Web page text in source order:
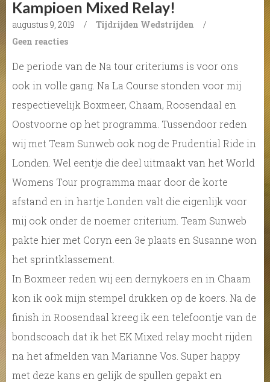
Kampioen Mixed Relay!
augustus 9, 2019 / Tijdrijden Wedstrijden
/
Geen reacties
De periode van de Na tour criteriums is voor ons
ook in volle gang. Na La Course stonden voor mij
respectievelijk Boxmeer, Chaam, Roosendaal en
Oostvoorne op het programma. Tussendoor reden
wij met Team Sunweb ook nog de Prudential Ride in
Londen. Wel eentje die deel uitmaakt van het World
Womens Tour programma maar door de korte
afstand en in hartje Londen valt die eigenlijk voor
mij ook onder de noemer criterium. Team Sunweb
pakte hier met Coryn een 3e plaats en Susanne won
het sprintklassement.
In Boxmeer reden wij een dernykoers en in Chaam
kon ik ook mijn stempel drukken op de koers. Na de
finish in Roosendaal kreeg ik een telefoontje van de
bondscoach dat ik het EK Mixed relay mocht rijden
na het afmelden van Marianne Vos. Super happy
met deze kans en gelijk de spullen gepakt en